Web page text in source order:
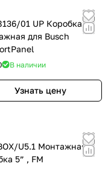
01 UP Коробка
для Busch
В наличии
Узнать цену
U5.1 Монтажная
5” , FM